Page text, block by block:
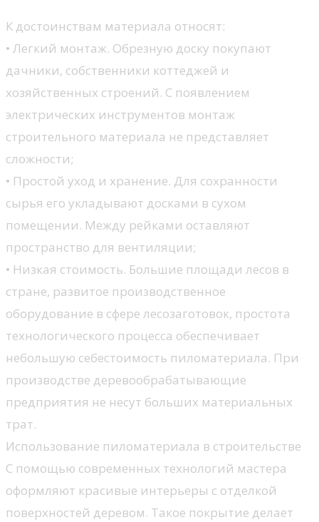
К достоинствам материала относят:
• Легкий монтаж. Обрезную доску покупают
дачники, собственники коттеджей и
хозяйственных строений. С появлением
электрических инструментов монтаж
строительного материала не представляет
сложности;
• Простой уход и хранение. Для сохранности
сырья его укладывают досками в сухом
помещении. Между рейками оставляют
пространство для вентиляции;
• Низкая стоимость. Большие площади лесов в
стране, развитое производственное
оборудование в сфере лесозаготовок, простота
технологического процесса обеспечивает
небольшую себестоимость пиломатериала. При
производстве деревообрабатывающие
предприятия не несут больших материальных
трат.
Использование пиломатериала в строительстве
С помощью современных технологий мастера
оформляют красивые интерьеры с отделкой
поверхностей деревом. Такое покрытие делает